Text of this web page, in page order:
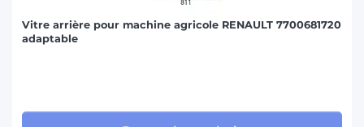
Vitre arrière pour machine agricole RENAULT 7700681720
adaptable